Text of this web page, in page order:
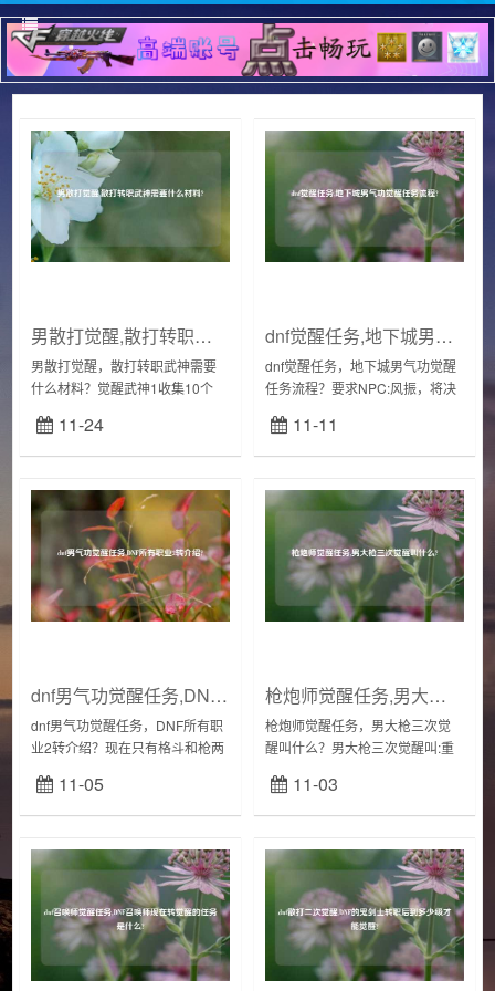
男散打觉醒,散打转职武神需要什么材料?
男散打觉醒，散打转职武神需要
什么材料？觉醒武神1收集10个
张[高级皮革]和100个[特级砥石]交
给风振。觉醒武神2通关暗黑...
11-24
dnf觉醒任务,地下城男气功觉醒任务流程?
dnf觉醒任务，地下城男气功觉醒
任务流程？要求NPC:风振，将决
点可以在决斗场、死亡之塔或迷
妄之塔中获得)前往暗黑城的[王的
11-11
dnf男气功觉醒任务,DNF所有职业2转介绍?
dnf男气功觉醒任务，DNF所有职
业2转介绍？现在只有格斗和枪两
二转）。格斗家：气功师觉醒的
技能叫白花缭乱，街霸觉醒成为
11-05
枪炮师觉醒任务,男大枪三次觉醒叫什么?
枪炮师觉醒任务，男大枪三次觉
醒叫什么？男大枪三次觉醒叫:重
分比纯输出职业，属于简单粗暴
甚至可以说是脸滚键盘的职业，
11-03